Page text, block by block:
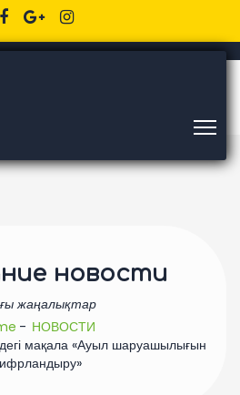
новости
жаңалықтар
НОВОСТИ
мақала «Ауыл шаруашылығын